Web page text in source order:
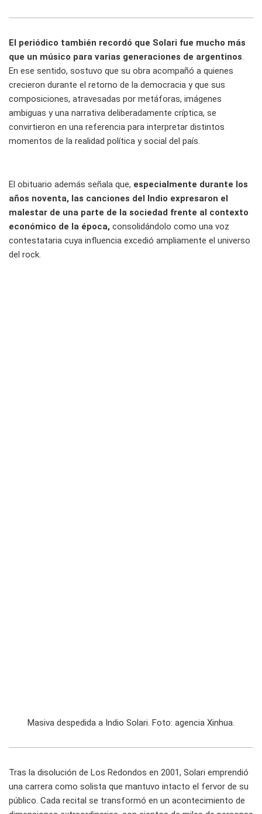
El periódico también recordó que Solari fue mucho más
que un músico para varias generaciones de argentinos.
En ese sentido, sostuvo que su obra acompañó a quienes
crecieron durante el retorno de la democracia y que sus
composiciones, atravesadas por metáforas, imágenes
ambiguas y una narrativa deliberadamente críptica, se
convirtieron en una referencia para interpretar distintos
momentos de la realidad política y social del país.
El obituario además señala que, especialmente durante los
años noventa, las canciones del Indio expresaron el
malestar de una parte de la sociedad frente al contexto
económico de la época, consolidándolo como una voz
contestataria cuya influencia excedió ampliamente el universo
del rock.
Masiva despedida a Indio Solari. Foto: agencia Xinhua.
Tras la disolución de Los Redondos en 2001, Solari emprendió
una carrera como solista que mantuvo intacto el fervor de su
público. Cada recital se transformó en un acontecimiento de